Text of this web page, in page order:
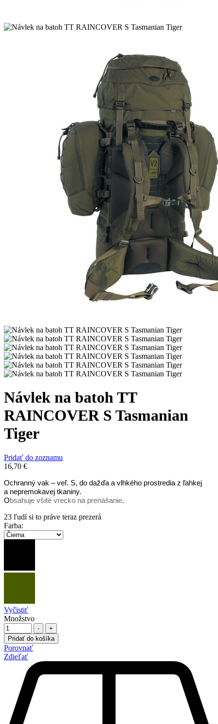
Návlek na batoh TT
RAINCOVER S Tasmanian
Tiger
Pridať do zoznamu
16,70 €
Ochranný vak – veľ. S, do dažďa a vlhkého prostredia z ľahkej
a nepremokavej tkaniny.
Obsahuje všité vrecko na prenášanie.
23 ľudí si to práve teraz prezerá
Farba:
Vyčistiť
Množstvo
-
+
Pridať do košíka
Porovnať
Zdieľať